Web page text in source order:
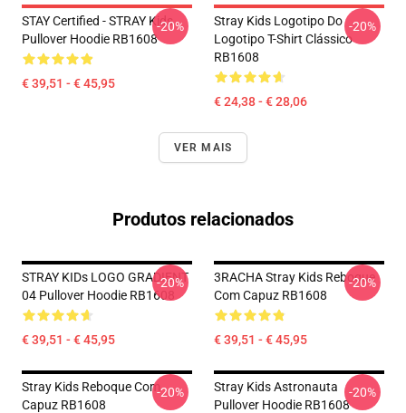
STAY Certified - STRAY Kids
Pullover Hoodie RB1608
€ 39,51 - € 45,95
-20%
Stray Kids Logotipo Do
Logotipo T-Shirt Clássico
RB1608
€ 24,38 - € 28,06
-20%
VER MAIS
Produtos relacionados
STRAY KIDs LOGO GRADIENT
04 Pullover Hoodie RB1608
€ 39,51 - € 45,95
-20%
3RACHA Stray Kids Reboque
Com Capuz RB1608
€ 39,51 - € 45,95
-20%
Stray Kids Reboque Com
Capuz RB1608
-20%
Stray Kids Astronauta
Pullover Hoodie RB1608
-20%